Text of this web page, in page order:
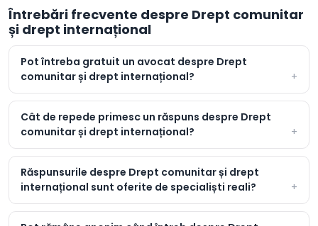
Întrebări frecvente despre Drept comunitar
și drept internațional
Pot întreba gratuit un avocat despre Drept
comunitar și drept internațional?
Cât de repede primesc un răspuns despre Drept
comunitar și drept internațional?
Răspunsurile despre Drept comunitar și drept
internațional sunt oferite de specialiști reali?